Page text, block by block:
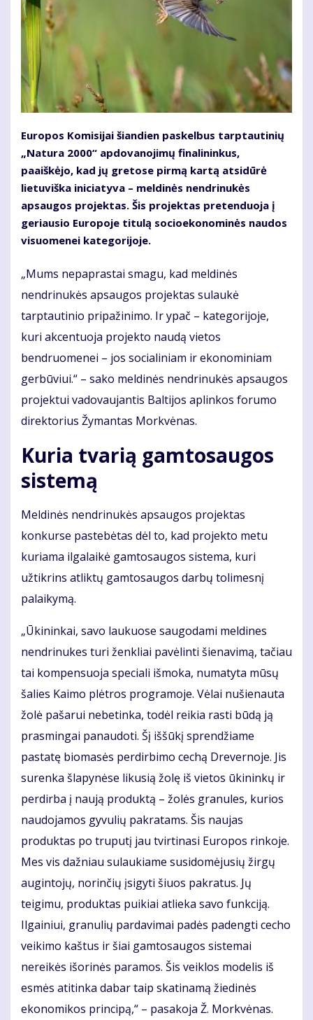
Europos Komisijai šiandien paskelbus tarptautinių
„Natura 2000“ apdovanojimų finalininkus,
paaiškėjo, kad jų gretose pirmą kartą atsidūrė
lietuviška iniciatyva – meldinės nendrinukės
apsaugos projektas. Šis projektas pretenduoja į
geriausio Europoje titulą socioekonominės naudos
visuomenei kategorijoje.
„Mums nepaprastai smagu, kad meldinės
nendrinukės apsaugos projektas sulaukė
tarptautinio pripažinimo. Ir ypač – kategorijoje,
kuri akcentuoja projekto naudą vietos
bendruomenei – jos socialiniam ir ekonominiam
gerbūviui.“ – sako meldinės nendrinukės apsaugos
projektui vadovaujantis Baltijos aplinkos forumo
direktorius Žymantas Morkvėnas.
Kuria tvarią gamtosaugos
sistemą
Meldinės nendrinukės apsaugos projektas
konkurse pastebėtas dėl to, kad projekto metu
kuriama ilgalaikė gamtosaugos sistema, kuri
užtikrins atliktų gamtosaugos darbų tolimesnį
palaikymą.
„Ūkininkai, savo laukuose saugodami meldines
nendrinukes turi ženkliai pavėlinti šienavimą, tačiau
tai kompensuoja speciali išmoka, numatyta mūsų
šalies Kaimo plėtros programoje. Vėlai nušienauta
žolė pašarui nebetinka, todėl reikia rasti būdą ją
prasmingai panaudoti. Šį iššūkį sprendžiame
pastatę biomasės perdirbimo cechą Drevernoje. Jis
surenka šlapynėse likusią žolę iš vietos ūkininkų ir
perdirba į naują produktą – žolės granules, kurios
naudojamos gyvulių pakratams. Šis naujas
produktas po truputį jau tvirtinasi Europos rinkoje.
Mes vis dažniau sulaukiame susidomėjusių žirgų
augintojų, norinčių įsigyti šiuos pakratus. Jų
teigimu, produktas puikiai atlieka savo funkciją.
Ilgainiui, granulių pardavimai padės padengti cecho
veikimo kaštus ir šiai gamtosaugos sistemai
nereikės išorinės paramos. Šis veiklos modelis iš
esmės atitinka dabar taip skatinamą žiedinės
ekonomikos principą,“ – pasakoja Ž. Morkvėnas.